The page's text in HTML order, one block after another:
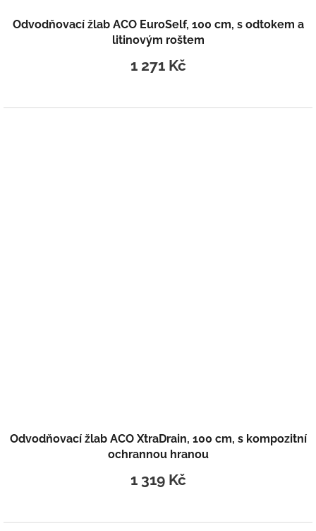
Odvodňovací žlab ACO EuroSelf, 100 cm, s odtokem a
litinovým roštem
1 271 Kč
Odvodňovací žlab ACO XtraDrain, 100 cm, s kompozitní
ochrannou hranou
1 319 Kč